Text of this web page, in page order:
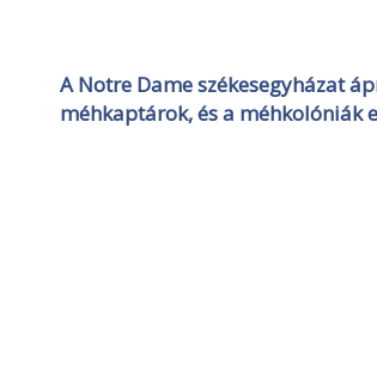
ANotre Dame székesegyházat
méhkaptárok, és a méhkolóniák